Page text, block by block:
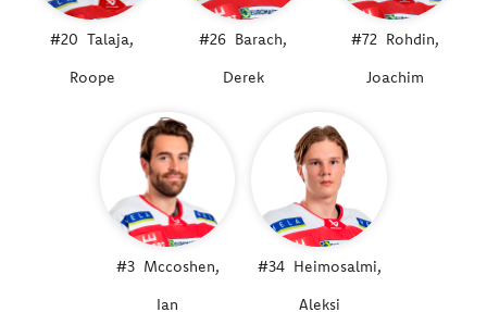
#20 Talaja,
Roope
#26 Barach,
Derek
#72 Rohdin,
Joachim
#3 Mccoshen,
Ian
#34 Heimosalmi,
Aleksi